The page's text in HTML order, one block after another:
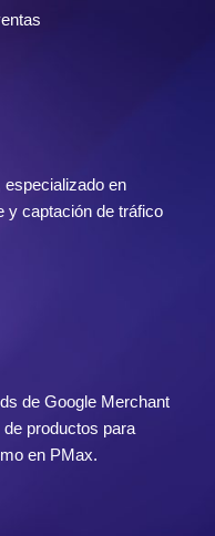
especializado en
y captación de tráfico
de Google Merchant
productos para
en PMax.